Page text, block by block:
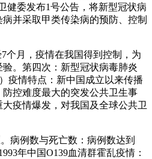
健委发布1号公告，将新型冠状病
并采取甲类传染病的预防、控制
个月，疫情在我国得到控制，为
。第四次：新型冠状病毒肺炎
疫情特点：新中国成立以来传播
控难度最大的突发公共卫生事
疫情爆发，对我国及全球公共卫
病例数与死亡数：病例数达到
年中国O139血清群霍乱疫情：